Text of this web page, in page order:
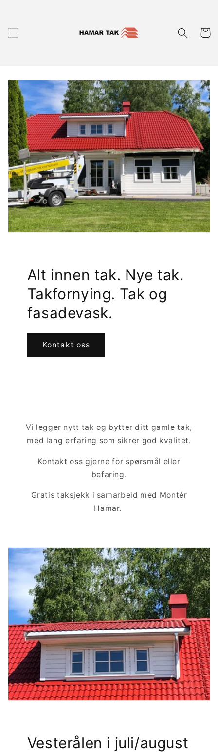
Alt innen tak. Nye tak.
Takfornying. Tak og
fasadevask.
Kontakt oss
Vi legger nytt tak og bytter ditt gamle tak,
med lang erfaring som sikrer god kvalitet.
Kontakt oss gjerne for spørsmål eller
befaring.
Gratis taksjekk i samarbeid med Montér
Hamar.
Vesterålen i juli/august